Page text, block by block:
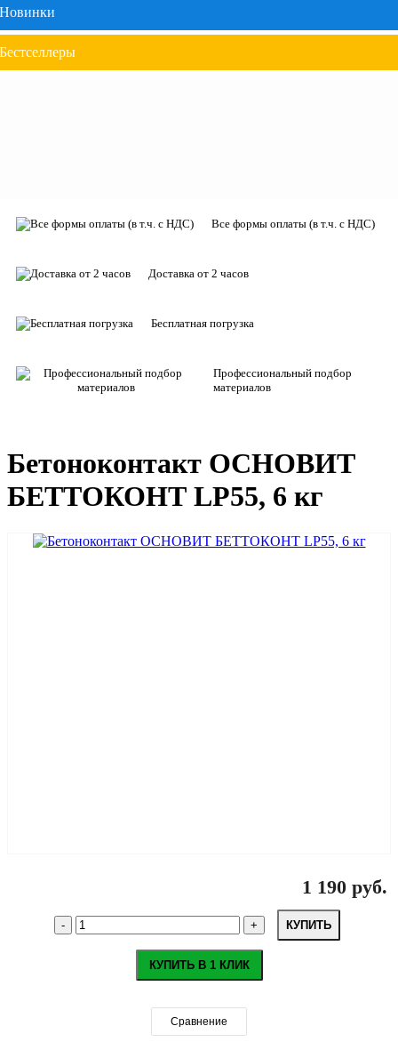
Новинки
Бестселлеры
Все формы оплаты (в т.ч. с НДС)
Доставка от 2 часов
Бесплатная погрузка
Профессиональный подбор
материалов
Бетоноконтакт ОСНОВИТ
БЕТТОКОНТ LP55, 6 кг
1 190 руб.
КУПИТЬ
КУПИТЬ В 1 КЛИК
Сравнение